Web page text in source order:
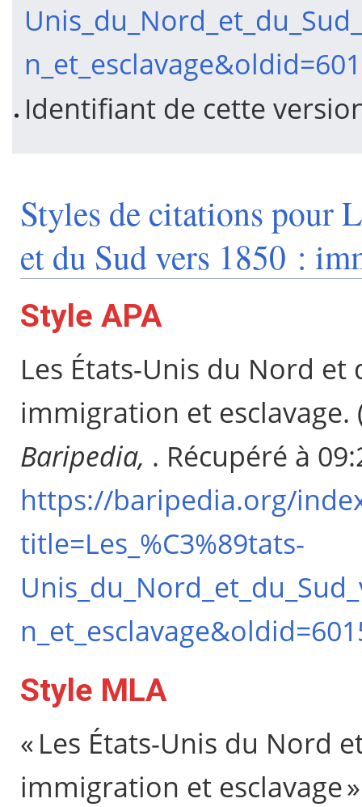
Identifiant de cette
Styles de citations pour
et du Sud vers 1850 :
Style APA
Les États-Unis du Nord et
immigration et esclavage.
Baripedia, . Récupéré à
https://baripedia.org/
title=Les_%C3%89tats-
Style MLA
« Les États-Unis du Nord
immigration et esclavage